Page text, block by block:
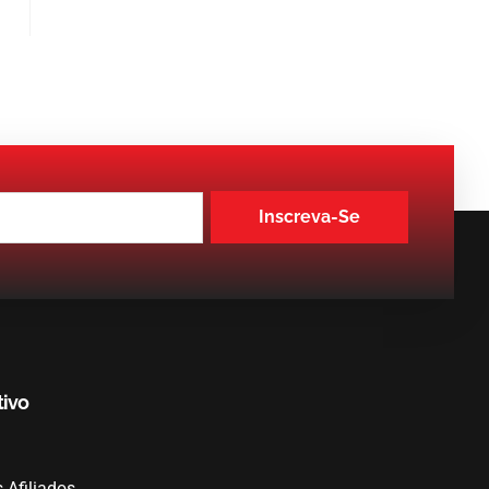
Inscreva-Se